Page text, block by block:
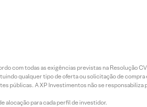
com todas as exigências previstas na Resolução
qualquer tipo de oferta ou solicitação de compra
públicas. A XP Investimentos não se
alocação para cada perfil de investidor.